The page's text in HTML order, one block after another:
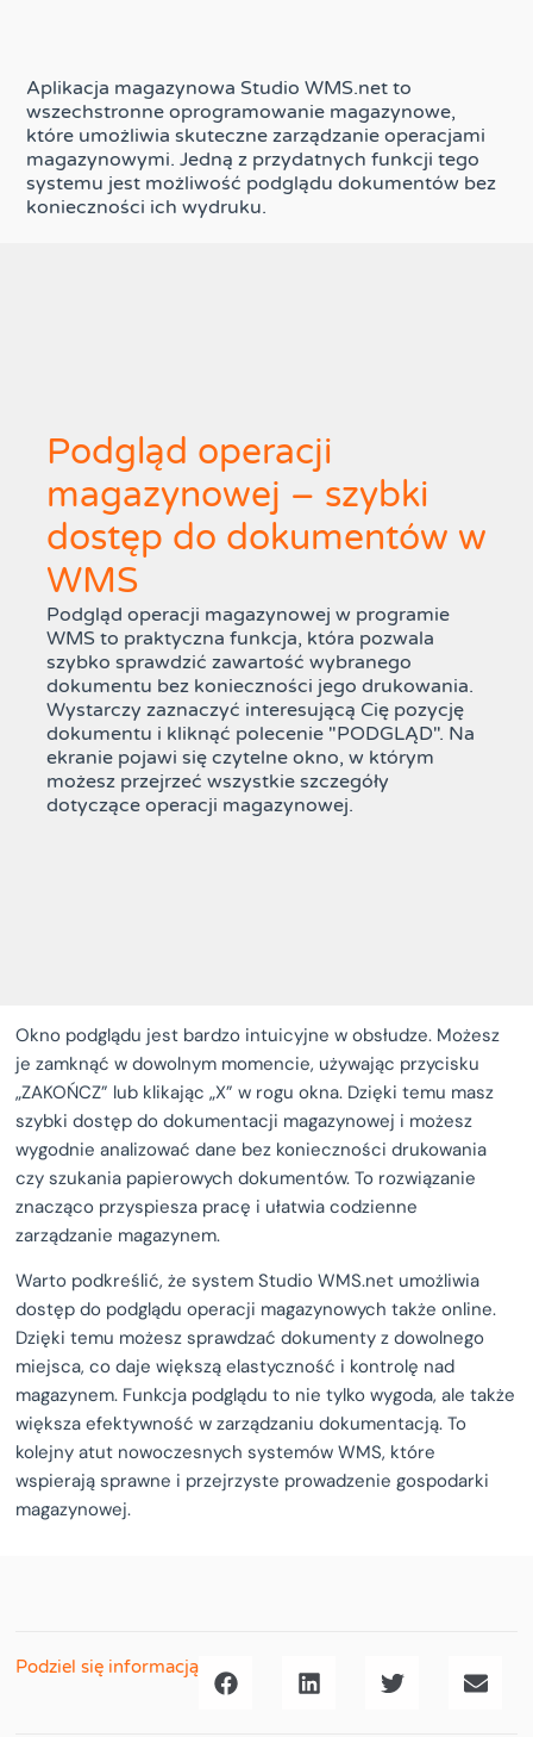
Aplikacja magazynowa Studio WMS.net to
wszechstronne oprogramowanie magazynowe,
które umożliwia skuteczne zarządzanie operacjami
magazynowymi. Jedną z przydatnych funkcji tego
systemu jest możliwość podglądu dokumentów bez
konieczności ich wydruku.
Podgląd operacji
magazynowej – szybki
dostęp do dokumentów w
WMS
Podgląd operacji magazynowej w programie
WMS to praktyczna funkcja, która pozwala
szybko sprawdzić zawartość wybranego
dokumentu bez konieczności jego drukowania.
Wystarczy zaznaczyć interesującą Cię pozycję
dokumentu i kliknąć polecenie "PODGLĄD". Na
ekranie pojawi się czytelne okno, w którym
możesz przejrzeć wszystkie szczegóły
dotyczące operacji magazynowej.
Okno podglądu jest bardzo intuicyjne w obsłudze. Możesz
je zamknąć w dowolnym momencie, używając przycisku
„ZAKOŃCZ” lub klikając „X” w rogu okna. Dzięki temu masz
szybki dostęp do dokumentacji magazynowej i możesz
wygodnie analizować dane bez konieczności drukowania
czy szukania papierowych dokumentów. To rozwiązanie
znacząco przyspiesza pracę i ułatwia codzienne
zarządzanie magazynem.
Warto podkreślić, że system Studio WMS.net umożliwia
dostęp do podglądu operacji magazynowych także online.
Dzięki temu możesz sprawdzać dokumenty z dowolnego
miejsca, co daje większą elastyczność i kontrolę nad
magazynem. Funkcja podglądu to nie tylko wygoda, ale także
większa efektywność w zarządzaniu dokumentacją. To
kolejny atut nowoczesnych systemów WMS, które
wspierają sprawne i przejrzyste prowadzenie gospodarki
magazynowej.
Podziel się informacją